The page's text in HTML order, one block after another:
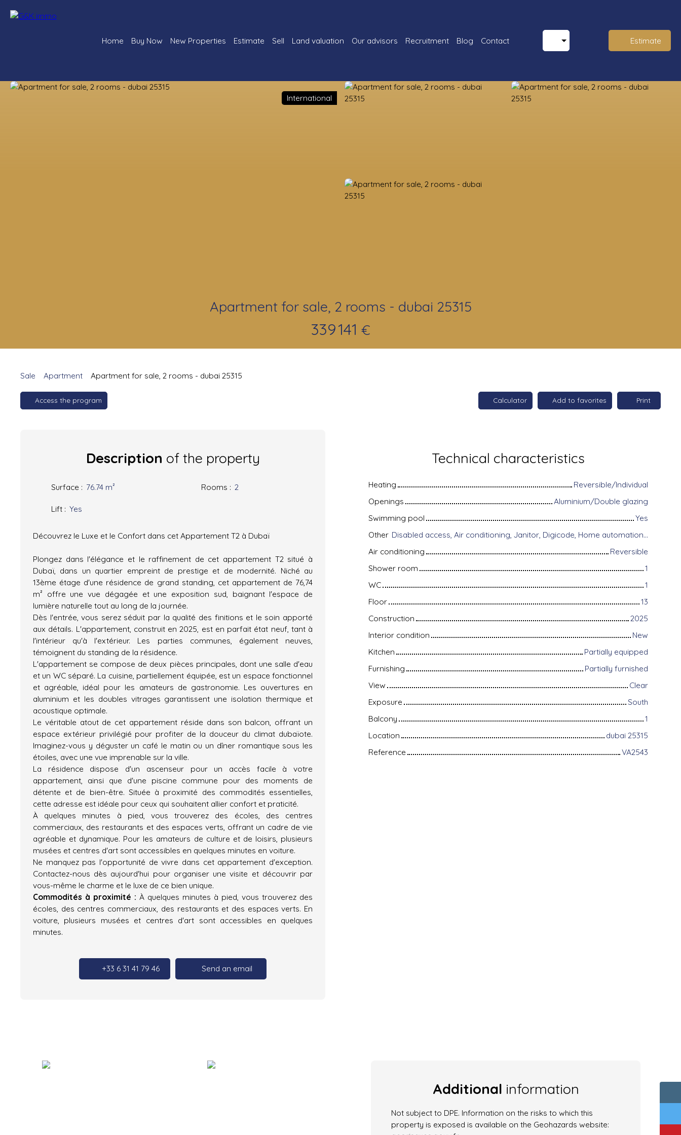
Home Buy Now New Properties Estimate Sell Land valuation Our advisors Recruitment Blog Contact Estimate
International
Apartment for sale, 2 rooms - dubai 25315
339 141 €
Sale Apartment Apartment for sale, 2 rooms - dubai 25315
Access the program Calculator Add to favorites Print
Description of the property
Surface : 76.74 m² Rooms : 2
Lift : Yes
Découvrez le Luxe et le Confort dans cet Appartement T2 à Dubaï
Plongez dans l'élégance et le raffinement de cet appartement T2 situé à
Dubaï, dans un quartier empreint de prestige et de modernité. Niché au
13ème étage d'une résidence de grand standing, cet appartement de 76,74
m² offre une vue dégagée et une exposition sud, baignant l'espace de
lumière naturelle tout au long de la journée.
Dès l'entrée, vous serez séduit par la qualité des finitions et le soin apporté
aux détails. L'appartement, construit en 2025, est en parfait état neuf, tant à
l'intérieur qu'à l'extérieur. Les parties communes, également neuves,
témoignent du standing de la résidence.
L'appartement se compose de deux pièces principales, dont une salle d'eau
et un WC séparé. La cuisine, partiellement équipée, est un espace fonctionnel
et agréable, idéal pour les amateurs de gastronomie. Les ouvertures en
aluminium et les doubles vitrages garantissent une isolation thermique et
acoustique optimale.
Le véritable atout de cet appartement réside dans son balcon, offrant un
espace extérieur privilégié pour profiter de la douceur du climat dubaïote.
Imaginez-vous y déguster un café le matin ou un dîner romantique sous les
étoiles, avec une vue imprenable sur la ville.
La résidence dispose d'un ascenseur pour un accès facile à votre
appartement, ainsi que d'une piscine commune pour des moments de
détente et de bien-être. Située à proximité des commodités essentielles,
cette adresse est idéale pour ceux qui souhaitent allier confort et praticité.
À quelques minutes à pied, vous trouverez des écoles, des centres
commerciaux, des restaurants et des espaces verts, offrant un cadre de vie
agréable et dynamique. Pour les amateurs de culture et de loisirs, plusieurs
musées et centres d'art sont accessibles en quelques minutes en voiture.
Ne manquez pas l'opportunité de vivre dans cet appartement d'exception.
Contactez-nous dès aujourd'hui pour organiser une visite et découvrir par
vous-même le charme et le luxe de ce bien unique.
Commodités à proximité : À quelques minutes à pied, vous trouverez des
écoles, des centres commerciaux, des restaurants et des espaces verts. En
voiture, plusieurs musées et centres d'art sont accessibles en quelques
minutes.
+33 6 31 41 79 46 Send an email
Technical characteristics
Heating
Reversible/Individual
Openings
Aluminium/Double glazing
Swimming pool
Yes
Other
Disabled access, Air conditioning, Janitor, Digicode, Home automation equipment, Fiber optic Internet, Guardian, Intercom, Motorized gate, Armored door, Alarm system, Videophone
Air conditioning
Reversible
Shower room
1
WC
1
Floor
13
Construction
2025
Interior condition
New
Kitchen
Partially equipped
Furnishing
Partially furnished
View
Clear
Exposure
South
Balcony
1
Location
dubai 25315
Reference
VA2543
Additional information
Not subject to DPE. Information on the risks to which this
property is exposed is available on the Geohazards website: